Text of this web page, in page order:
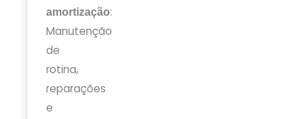
amortização:
Manutenção
de
rotina,
reparações
e